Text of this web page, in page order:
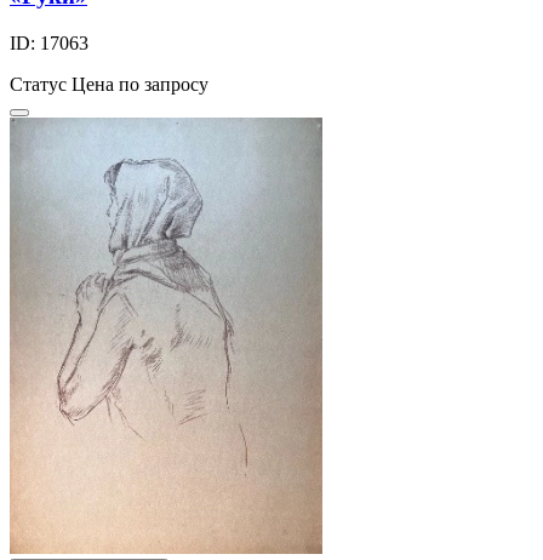
ID: 17063
Статус Цена по запросу